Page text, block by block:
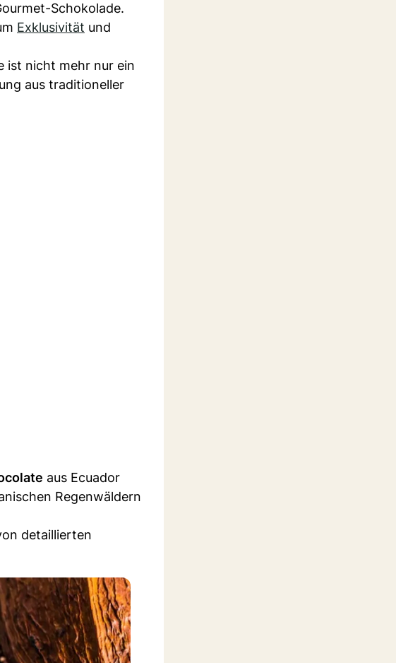
Schokolade.
Exklusivität und
ist nicht mehr nur ein
aus traditioneller
aus Ecuador
Regenwäldern
detaillierten